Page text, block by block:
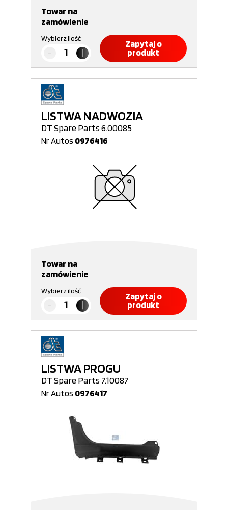
Towar na
zamówienie
Wybierz ilość
Zapytaj o
produkt
LISTWA NADWOZIA
DT Spare Parts 6.00085
Nr Autos 0976416
Towar na
zamówienie
Wybierz ilość
Zapytaj o
produkt
LISTWA PROGU
DT Spare Parts 7.10087
Nr Autos 0976417